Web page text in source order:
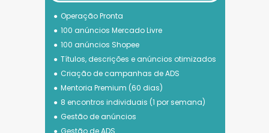
Operação Pronta
100 anúncios Mercado Livre
100 anúncios Shopee
Títulos, descrições e anúncios otimizados
Criação de campanhas de ADS
Mentoria Premium (60 dias)
8 encontros individuais (1 por semana)
Gestão de anúncios
Gestão de ADS